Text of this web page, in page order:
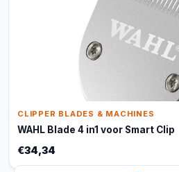
CLIPPER BLADES & MACHINES
WAHL Blade 4 in1 voor Smart Clip
€34,34